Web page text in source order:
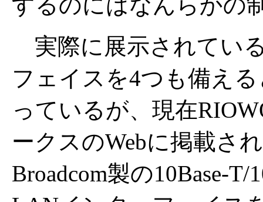
実際に展示されてい
フェイスを4つも備え
っているが、現在
ークスのWebに掲載さ
Broadcom製の10Base-T/